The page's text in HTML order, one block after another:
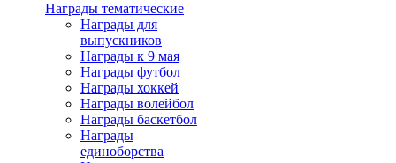
Награды тематические
Награды для
выпускников
Награды к 9 мая
Награды футбол
Награды хоккей
Награды волейбол
Награды баскетбол
Награды
единоборства